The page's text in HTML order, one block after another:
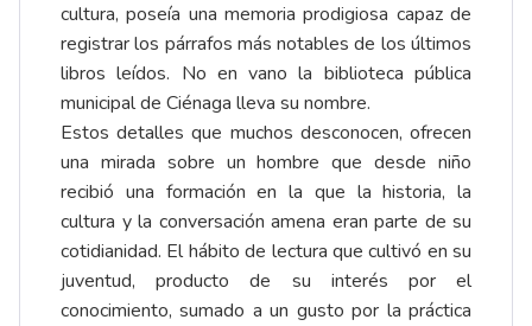
cultura, poseía una memoria prodigiosa capaz de
registrar los párrafos más notables de los últimos
libros leídos. No en vano la biblioteca pública
municipal de Ciénaga lleva su nombre.
Estos detalles que muchos desconocen, ofrecen
una mirada sobre un hombre que desde niño
recibió una formación en la que la historia, la
cultura y la conversación amena eran parte de su
cotidianidad. El hábito de lectura que cultivó en su
juventud, producto de su interés por el
conocimiento, sumado a un gusto por la práctica